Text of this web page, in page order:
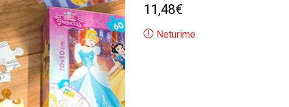
11,48€
Neturime